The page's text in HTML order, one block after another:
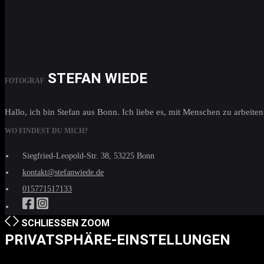
FOTOGRAF STEFAN WIEDE
Hallo, ich bin Stefan aus Bonn. Ich liebe es, mit Menschen zu
WO FINDEST DU MICH?
Siegfried-Leopold-Str. 38, 53225 Bonn
kontakt@stefanwiede.de
015771517133
SCHLIESSEN ZOOM
PRIVATSPHÄRE-EINSTELLUNGEN